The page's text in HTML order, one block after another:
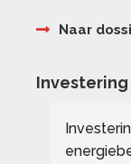
Naar
Investering